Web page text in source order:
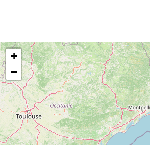
+
−